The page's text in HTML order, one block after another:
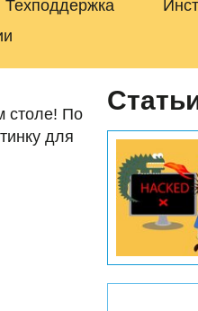
Техподдержка
столе! По
для